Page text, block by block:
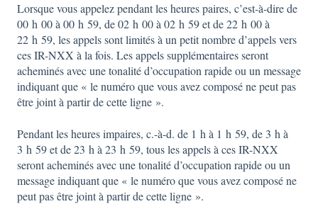
Lorsque vous appelez pendant les heures paires, c’est-à-dire de
00 h 00 à 00 h 59, de 02 h 00 à 02 h 59 et de 22 h 00 à
22 h 59, les appels sont limités à un petit nombre d’appels vers
ces IR-NXX à la fois. Les appels supplémentaires seront
acheminés avec une tonalité d’occupation rapide ou un message
indiquant que « le numéro que vous avez composé ne peut pas
être joint à partir de cette ligne ».
Pendant les heures impaires, c.-à-d. de 1 h à 1 h 59, de 3 h à
3 h 59 et de 23 h à 23 h 59, tous les appels à ces IR-NXX
seront acheminés avec une tonalité d’occupation rapide ou un
message indiquant que « le numéro que vous avez composé ne
peut pas être joint à partir de cette ligne ».